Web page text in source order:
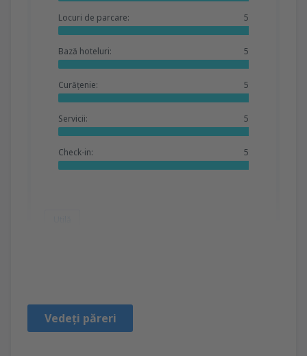
Locuri de parcare: 5
Bază hoteluri: 5
Curățenie: 5
Servicii: 5
Check-in: 5
Vedeți păreri